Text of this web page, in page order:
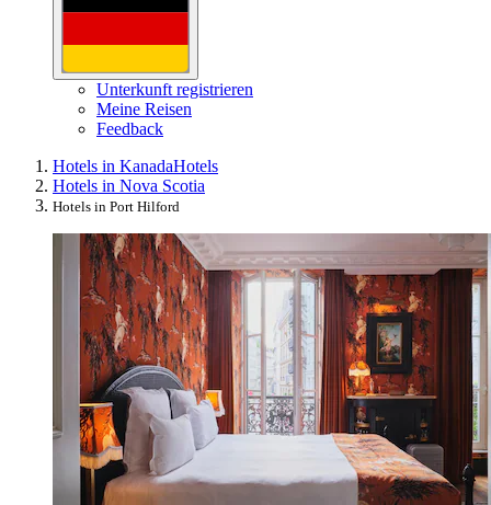
Unterkunft registrieren
Meine Reisen
Feedback
Hotels in KanadaHotels
Hotels in Nova Scotia
Hotels in Port Hilford